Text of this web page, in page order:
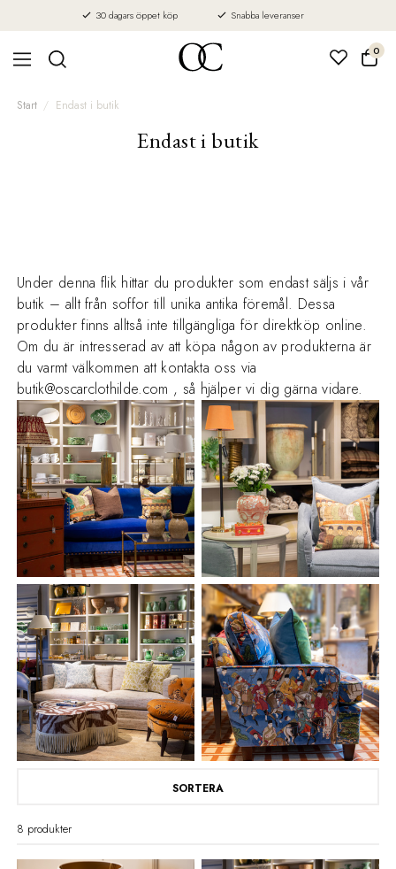
30 dagars öppet köp Snabba leveranser
0
Start Endast i butik
Endast i butik
Under denna flik hittar du produkter som endast säljs i vår
butik – allt från soffor till unika antika föremål. Dessa
produkter finns alltså inte tillgängliga för direktköp online.
Om du är intresserad av att köpa någon av produkterna är
du varmt välkommen att kontakta oss via
butik@oscarclothilde.com , så hjälper vi dig gärna vidare.
SORTERA
8 produkter